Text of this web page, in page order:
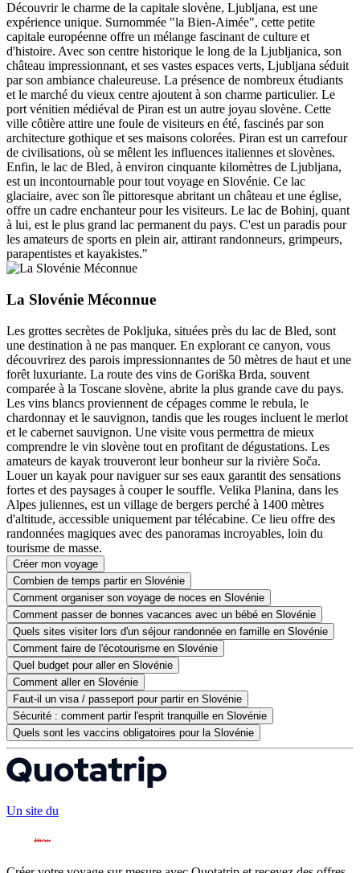
Découvrir le charme de la capitale slovène, Ljubljana, est une
expérience unique. Surnommée "la Bien-Aimée", cette petite
capitale européenne offre un mélange fascinant de culture et
d'histoire. Avec son centre historique le long de la Ljubljanica, son
château impressionnant, et ses vastes espaces verts, Ljubljana séduit
par son ambiance chaleureuse. La présence de nombreux étudiants
et le marché du vieux centre ajoutent à son charme particulier. Le
port vénitien médiéval de Piran est un autre joyau slovène. Cette
ville côtière attire une foule de visiteurs en été, fascinés par son
architecture gothique et ses maisons colorées. Piran est un carrefour
de civilisations, où se mêlent les influences italiennes et slovènes.
Enfin, le lac de Bled, à environ cinquante kilomètres de Ljubljana,
est un incontournable pour tout voyage en Slovénie. Ce lac
glaciaire, avec son île pittoresque abritant un château et une église,
offre un cadre enchanteur pour les visiteurs. Le lac de Bohinj, quant
à lui, est le plus grand lac permanent du pays. C'est un paradis pour
les amateurs de sports en plein air, attirant randonneurs, grimpeurs,
parapentistes et kayakistes."
La Slovénie Méconnue
Les grottes secrètes de Pokljuka, situées près du lac de Bled, sont
une destination à ne pas manquer. En explorant ce canyon, vous
découvrirez des parois impressionnantes de 50 mètres de haut et une
forêt luxuriante. La route des vins de Goriška Brda, souvent
comparée à la Toscane slovène, abrite la plus grande cave du pays.
Les vins blancs proviennent de cépages comme le rebula, le
chardonnay et le sauvignon, tandis que les rouges incluent le merlot
et le cabernet sauvignon. Une visite vous permettra de mieux
comprendre le vin slovène tout en profitant de dégustations. Les
amateurs de kayak trouveront leur bonheur sur la rivière Soča.
Louer un kayak pour naviguer sur ses eaux garantit des sensations
fortes et des paysages à couper le souffle. Velika Planina, dans les
Alpes juliennes, est un village de bergers perché à 1400 mètres
d'altitude, accessible uniquement par télécabine. Ce lieu offre des
randonnées magiques avec des panoramas incroyables, loin du
tourisme de masse.
Créer mon voyage
Combien de temps partir en Slovénie
Comment organiser son voyage de noces en Slovénie
Comment passer de bonnes vacances avec un bébé en Slovénie
Quels sites visiter lors d'un séjour randonnée en famille en Slovénie
Comment faire de l'écotourisme en Slovénie
Quel budget pour aller en Slovénie
Comment aller en Slovénie
Faut-il un visa / passeport pour partir en Slovénie
Sécurité : comment partir l'esprit tranquille en Slovénie
Quels sont les vaccins obligatoires pour la Slovénie
Un site du